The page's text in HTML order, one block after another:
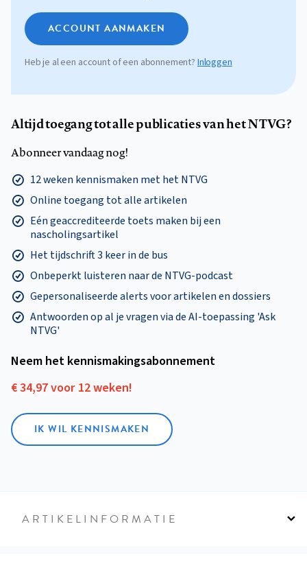
ACCOUNT AANMAKEN
Heb je al een account of een abonnement? Inloggen
Altijd toegang tot alle publicaties van het NTVG?
Abonneer vandaag nog!
12 weken kennismaken met het NTVG
Online toegang tot alle artikelen
Eén geaccrediteerde toets maken bij een
nascholingsartikel
Het tijdschrift 3 keer in de bus
Onbeperkt luisteren naar de NTVG-podcast
Gepersonaliseerde alerts voor artikelen en dossiers
Antwoorden op al je vragen via de AI-toepassing 'Ask
NTVG'
Neem het kennismakings­abonnement
€ 34,97 voor 12 weken!
IK WIL KENNISMAKEN
ARTIKELINFORMATIE